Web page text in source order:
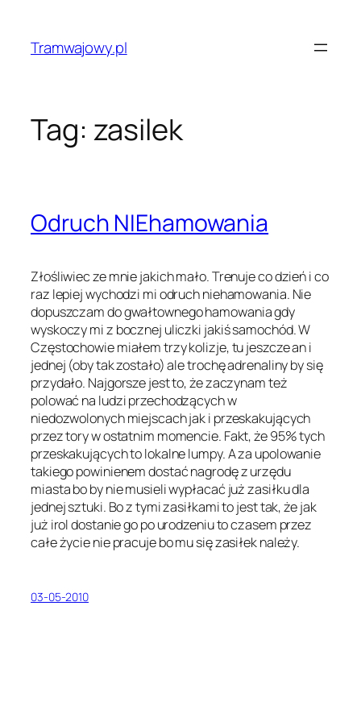
treściTramwajowy.pl
Tag: zasilek
Odruch NIEhamowania
Złośliwiec ze mnie jakich mało. Trenuje co dzień i co
raz lepiej wychodzi mi odruch niehamowania. Nie
dopuszczam do gwałtownego hamowania gdy
wyskoczy mi z bocznej uliczki jakiś samochód. W
Częstochowie miałem trzy kolizje, tu jeszcze an i
jednej (oby tak zostało) ale trochę adrenaliny by się
przydało. Najgorsze jest to, że zaczynam też
polować na ludzi przechodzących w
niedozwolonych miejscach jak i przeskakujących
przez tory w ostatnim momencie. Fakt, że 95% tych
przeskakujących to lokalne lumpy. A za upolowanie
takiego powinienem dostać nagrodę z urzędu
miasta bo by nie musieli wypłacać już zasiłku dla
jednej sztuki. Bo z tymi zasiłkami to jest tak, że jak
już irol dostanie go po urodzeniu to czasem przez
całe życie nie pracuje bo mu się zasiłek należy.
03-05-2010